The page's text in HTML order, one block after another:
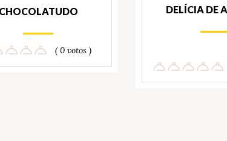
CHOCOLATUDO
( 0 votos )
DELÍCIA DE